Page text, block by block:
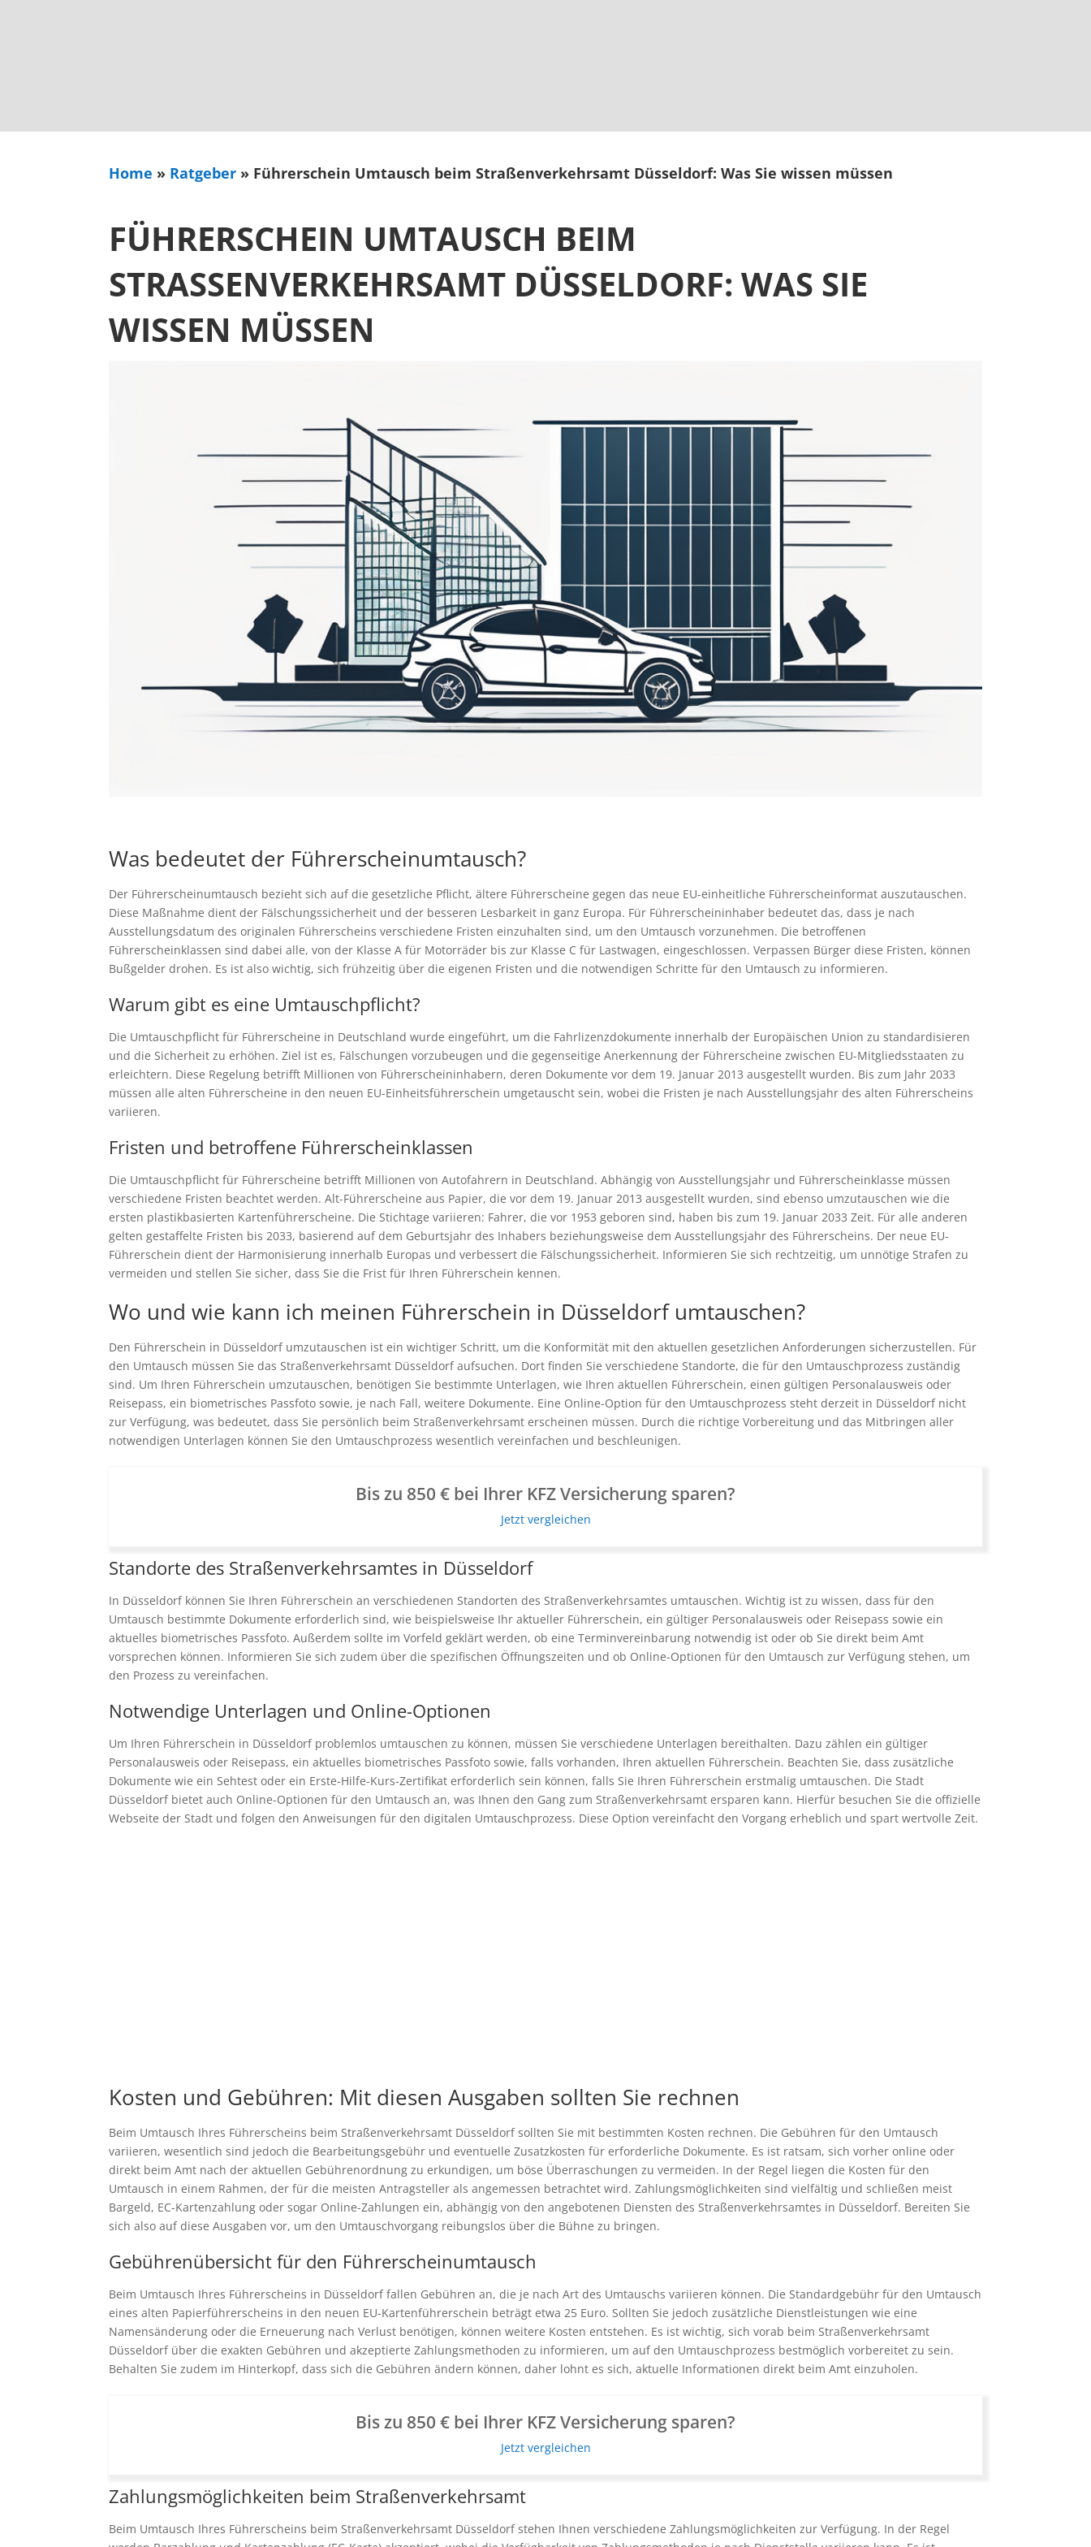
Home » Ratgeber » Führerschein Umtausch beim Straßenverkehrsamt Düsseldorf: Was Sie wissen müssen
FÜHRERSCHEIN UMTAUSCH BEIM
STRASSENVERKEHRSAMT DÜSSELDORF: WAS SIE W
ISSEN MÜSSEN
Was bedeutet der Führerscheinumtausch?
Der Führerscheinumtausch bezieht sich auf die gesetzliche Pflicht, ältere Führerscheine gegen das neue EU-einheitliche Führerscheinformat auszutauschen.
Diese Maßnahme dient der Fälschungssicherheit und der besseren Lesbarkeit in ganz Europa. Für Führerscheininhaber bedeutet das, dass je nach
Ausstellungsdatum des originalen Führerscheins verschiedene Fristen einzuhalten sind, um den Umtausch vorzunehmen. Die betroffenen
Führerscheinklassen sind dabei alle, von der Klasse A für Motorräder bis zur Klasse C für Lastwagen, eingeschlossen. Verpassen Bürger diese Fristen, können
Bußgelder drohen. Es ist also wichtig, sich frühzeitig über die eigenen Fristen und die notwendigen Schritte für den Umtausch zu informieren.
Warum gibt es eine Umtauschpflicht?
Die Umtauschpflicht für Führerscheine in Deutschland wurde eingeführt, um die Fahrlizenzdokumente innerhalb der Europäischen Union zu standardisieren
und die Sicherheit zu erhöhen. Ziel ist es, Fälschungen vorzubeugen und die gegenseitige Anerkennung der Führerscheine zwischen EU-Mitgliedsstaaten zu
erleichtern. Diese Regelung betrifft Millionen von Führerscheininhabern, deren Dokumente vor dem 19. Januar 2013 ausgestellt wurden. Bis zum Jahr 2033
müssen alle alten Führerscheine in den neuen EU-Einheitsführerschein umgetauscht sein, wobei die Fristen je nach Ausstellungsjahr des alten Führerscheins
variieren.
Fristen und betroffene Führerscheinklassen
Die Umtauschpflicht für Führerscheine betrifft Millionen von Autofahrern in Deutschland. Abhängig von Ausstellungsjahr und Führerscheinklasse müssen
verschiedene Fristen beachtet werden. Alt-Führerscheine aus Papier, die vor dem 19. Januar 2013 ausgestellt wurden, sind ebenso umzutauschen wie die
ersten plastikbasierten Kartenführerscheine. Die Stichtage variieren: Fahrer, die vor 1953 geboren sind, haben bis zum 19. Januar 2033 Zeit. Für alle anderen
gelten gestaffelte Fristen bis 2033, basierend auf dem Geburtsjahr des Inhabers beziehungsweise dem Ausstellungsjahr des Führerscheins. Der neue EU-
Führerschein dient der Harmonisierung innerhalb Europas und verbessert die Fälschungssicherheit. Informieren Sie sich rechtzeitig, um unnötige Strafen zu
vermeiden und stellen Sie sicher, dass Sie die Frist für Ihren Führerschein kennen.
Wo und wie kann ich meinen Führerschein in Düsseldorf umtauschen?
Den Führerschein in Düsseldorf umzutauschen ist ein wichtiger Schritt, um die Konformität mit den aktuellen gesetzlichen Anforderungen sicherzustellen. Für
den Umtausch müssen Sie das Straßenverkehrsamt Düsseldorf aufsuchen. Dort finden Sie verschiedene Standorte, die für den Umtauschprozess zuständig
sind. Um Ihren Führerschein umzutauschen, benötigen Sie bestimmte Unterlagen, wie Ihren aktuellen Führerschein, einen gültigen Personalausweis oder
Reisepass, ein biometrisches Passfoto sowie, je nach Fall, weitere Dokumente. Eine Online-Option für den Umtauschprozess steht derzeit in Düsseldorf nicht
zur Verfügung, was bedeutet, dass Sie persönlich beim Straßenverkehrsamt erscheinen müssen. Durch die richtige Vorbereitung und das Mitbringen aller
notwendigen Unterlagen können Sie den Umtauschprozess wesentlich vereinfachen und beschleunigen.
Bis zu 850 € bei Ihrer KFZ Versicherung sparen?
Jetzt vergleichen
Standorte des Straßenverkehrsamtes in Düsseldorf
In Düsseldorf können Sie Ihren Führerschein an verschiedenen Standorten des Straßenverkehrsamtes umtauschen. Wichtig ist zu wissen, dass für den
Umtausch bestimmte Dokumente erforderlich sind, wie beispielsweise Ihr aktueller Führerschein, ein gültiger Personalausweis oder Reisepass sowie ein
aktuelles biometrisches Passfoto. Außerdem sollte im Vorfeld geklärt werden, ob eine Terminvereinbarung notwendig ist oder ob Sie direkt beim Amt
vorsprechen können. Informieren Sie sich zudem über die spezifischen Öffnungszeiten und ob Online-Optionen für den Umtausch zur Verfügung stehen, um
den Prozess zu vereinfachen.
Notwendige Unterlagen und Online-Optionen
Um Ihren Führerschein in Düsseldorf problemlos umtauschen zu können, müssen Sie verschiedene Unterlagen bereithalten. Dazu zählen ein gültiger
Personalausweis oder Reisepass, ein aktuelles biometrisches Passfoto sowie, falls vorhanden, Ihren aktuellen Führerschein. Beachten Sie, dass zusätzliche
Dokumente wie ein Sehtest oder ein Erste-Hilfe-Kurs-Zertifikat erforderlich sein können, falls Sie Ihren Führerschein erstmalig umtauschen. Die Stadt
Düsseldorf bietet auch Online-Optionen für den Umtausch an, was Ihnen den Gang zum Straßenverkehrsamt ersparen kann. Hierfür besuchen Sie die offizielle
Webseite der Stadt und folgen den Anweisungen für den digitalen Umtauschprozess. Diese Option vereinfacht den Vorgang erheblich und spart wertvolle Zeit.
Kosten und Gebühren: Mit diesen Ausgaben sollten Sie rechnen
Beim Umtausch Ihres Führerscheins beim Straßenverkehrsamt Düsseldorf sollten Sie mit bestimmten Kosten rechnen. Die Gebühren für den Umtausch
variieren, wesentlich sind jedoch die Bearbeitungsgebühr und eventuelle Zusatzkosten für erforderliche Dokumente. Es ist ratsam, sich vorher online oder
direkt beim Amt nach der aktuellen Gebührenordnung zu erkundigen, um böse Überraschungen zu vermeiden. In der Regel liegen die Kosten für den
Umtausch in einem Rahmen, der für die meisten Antragsteller als angemessen betrachtet wird. Zahlungsmöglichkeiten sind vielfältig und schließen meist
Bargeld, EC-Kartenzahlung oder sogar Online-Zahlungen ein, abhängig von den angebotenen Diensten des Straßenverkehrsamtes in Düsseldorf. Bereiten Sie
sich also auf diese Ausgaben vor, um den Umtauschvorgang reibungslos über die Bühne zu bringen.
Gebührenübersicht für den Führerscheinumtausch
Beim Umtausch Ihres Führerscheins in Düsseldorf fallen Gebühren an, die je nach Art des Umtauschs variieren können. Die Standardgebühr für den Umtausch
eines alten Papierführerscheins in den neuen EU-Kartenführerschein beträgt etwa 25 Euro. Sollten Sie jedoch zusätzliche Dienstleistungen wie eine
Namensänderung oder die Erneuerung nach Verlust benötigen, können weitere Kosten entstehen. Es ist wichtig, sich vorab beim Straßenverkehrsamt
Düsseldorf über die exakten Gebühren und akzeptierte Zahlungsmethoden zu informieren, um auf den Umtauschprozess bestmöglich vorbereitet zu sein.
Behalten Sie zudem im Hinterkopf, dass sich die Gebühren ändern können, daher lohnt es sich, aktuelle Informationen direkt beim Amt einzuholen.
Bis zu 850 € bei Ihrer KFZ Versicherung sparen?
Jetzt vergleichen
Zahlungsmöglichkeiten beim Straßenverkehrsamt
Beim Umtausch Ihres Führerscheins beim Straßenverkehrsamt Düsseldorf stehen Ihnen verschiedene Zahlungsmöglichkeiten zur Verfügung. In der Regel